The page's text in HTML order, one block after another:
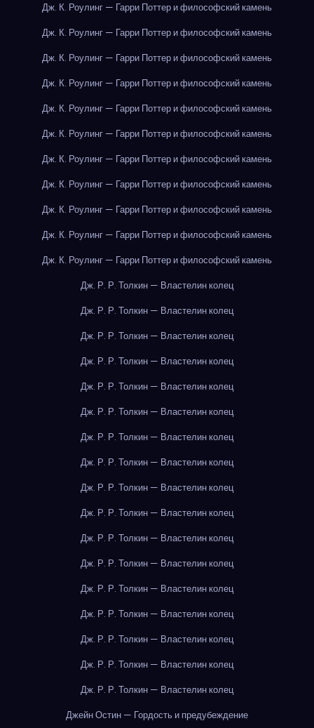
Дж. К. Роулинг — Гарри Поттер и философский камень
Дж. К. Роулинг — Гарри Поттер и философский камень
Дж. К. Роулинг — Гарри Поттер и философский камень
Дж. К. Роулинг — Гарри Поттер и философский камень
Дж. К. Роулинг — Гарри Поттер и философский камень
Дж. К. Роулинг — Гарри Поттер и философский камень
Дж. К. Роулинг — Гарри Поттер и философский камень
Дж. К. Роулинг — Гарри Поттер и философский камень
Дж. К. Роулинг — Гарри Поттер и философский камень
Дж. К. Роулинг — Гарри Поттер и философский камень
Дж. К. Роулинг — Гарри Поттер и философский камень
Дж. Р. Р. Толкин — Властелин колец
Дж. Р. Р. Толкин — Властелин колец
Дж. Р. Р. Толкин — Властелин колец
Дж. Р. Р. Толкин — Властелин колец
Дж. Р. Р. Толкин — Властелин колец
Дж. Р. Р. Толкин — Властелин колец
Дж. Р. Р. Толкин — Властелин колец
Дж. Р. Р. Толкин — Властелин колец
Дж. Р. Р. Толкин — Властелин колец
Дж. Р. Р. Толкин — Властелин колец
Дж. Р. Р. Толкин — Властелин колец
Дж. Р. Р. Толкин — Властелин колец
Дж. Р. Р. Толкин — Властелин колец
Дж. Р. Р. Толкин — Властелин колец
Дж. Р. Р. Толкин — Властелин колец
Дж. Р. Р. Толкин — Властелин колец
Дж. Р. Р. Толкин — Властелин колец
Джейн Остин — Гордость и предубеждение